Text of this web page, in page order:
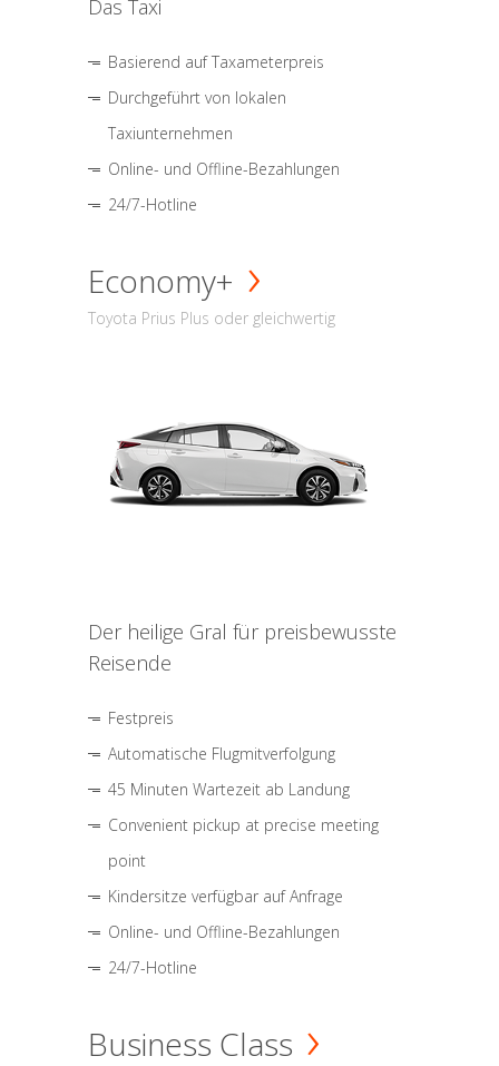
Das Taxi
Basierend auf Taxameterpreis
Durchgeführt von lokalen
Taxiunternehmen
Online- und Offline-Bezahlungen
24/7-Hotline
Economy+
Toyota Prius Plus oder gleichwertig
Der heilige Gral für preisbewusste
Reisende
Festpreis
Automatische Flugmitverfolgung
45 Minuten Wartezeit ab Landung
Convenient pickup at precise meeting
point
Kindersitze verfügbar auf Anfrage
Online- und Offline-Bezahlungen
24/7-Hotline
Business Class